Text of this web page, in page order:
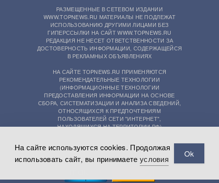
РАЗМЕЩЕННЫЕ В СЕТЕВОМ ИЗДАНИИ
WWW.TOPNEWS.RU МАТЕРИАЛЫ НЕ ПОДЛЕЖАТ
ИСПОЛЬЗОВАНИЮ ДРУГИМИ ЛИЦАМИ БЕЗ
ГИПЕРССЫЛКИ НА САЙТ WWW.TOPNEWS.RU
РЕДАКЦИЯ НЕ НЕСЕТ ОТВЕТСТВЕННОСТИ ЗА
ДОСТОВЕРНОСТЬ ИНФОРМАЦИИ, СОДЕРЖАЩЕЙСЯ
В РЕКЛАМНЫХ ОБЪЯВЛЕНИЯХ
НА САЙТЕ TOPNEWS.RU ПРИМЕНЯЮТСЯ
РЕКОМЕНДАТЕЛЬНЫЕ ТЕХНОЛОГИИ
(ИНФОРМАЦИОННЫЕ ТЕХНОЛОГИИ
ПРЕДОСТАВЛЕНИЯ ИНФОРМАЦИИ НА ОСНОВЕ
СБОРА, СИСТЕМАТИЗАЦИИ И АНАЛИЗА СВЕДЕНИЙ,
ОТНОСЯЩИХСЯ К ПРЕДПОЧТЕНИЯМ
ПОЛЬЗОВАТЕЛЕЙ СЕТИ "ИНТЕРНЕТ",
НАХОДЯЩИХСЯ НА ТЕРРИТОРИИ РФ)
На сайте используются cookies. Продолжая
использовать сайт, вы принимаете условия
Ok